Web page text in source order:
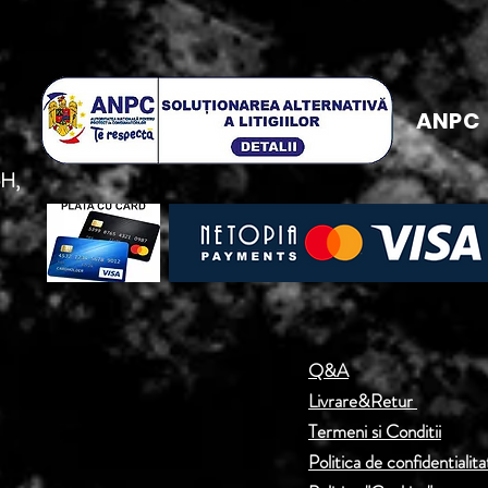
ANPC
Q&A
Livrare&Retur
Termeni si Conditii
Politica de